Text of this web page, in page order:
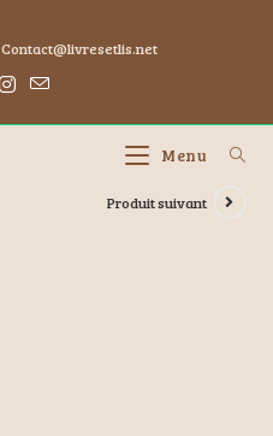
Contact@livresetlis.net
Menu
Produit suivant